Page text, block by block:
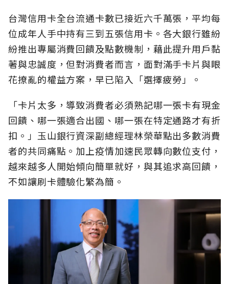
台灣信用卡全台流通卡數已接近六千萬張，平均每
位成年人手中持有三到五張信用卡。各大銀行雖紛
紛推出專屬消費回饋及點數機制，藉此提升用戶黏
著與忠誠度，但對消費者而言，面對滿手卡片與眼
花撩亂的權益方案，早已陷入「選擇疲勞」。
「卡片太多，導致消費者必須熟記哪一張卡有現金
回饋、哪一張適合出國、哪一張在特定通路才有折
扣。」玉山銀行資深副總經理林榮華點出多數消費
者的共同痛點。加上疫情加速民眾轉向數位支付，
越來越多人開始傾向簡單就好，與其追求高回饋，
不如讓刷卡體驗化繁為簡。